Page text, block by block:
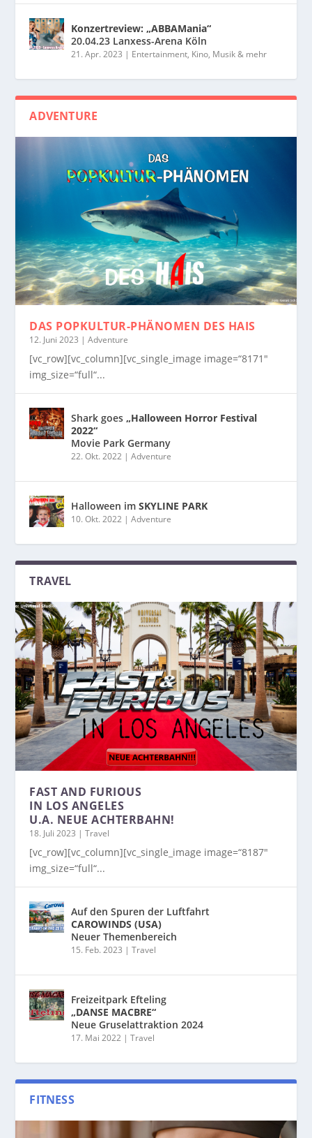
Konzertreview: „ABBAMania“
20.04.23 Lanxess-Arena Köln
21. Apr. 2023 | Entertainment, Kino, Musik & mehr
ADVENTURE
DAS POPKULTUR-PHÄNOMEN DES HAIS
12. Juni 2023 |Adventure
[vc_row][vc_column][vc_single_image image=“8171″
img_size=“full“...
Shark goes„Halloween Horror Festival
2022“
Movie Park Germany
22. Okt. 2022 |Adventure
Halloween imSKYLINE PARK
10. Okt. 2022 |Adventure
TRAVEL
FAST AND FURIOUS
IN LOS ANGELES
U.A. NEUE ACHTERBAHN!
18. Juli 2023 |Travel
[vc_row][vc_column][vc_single_image image=“8187″
img_size=“full“...
Auf den Spuren der Luftfahrt
CAROWINDS (USA)
Neuer Themenbereich
15. Feb. 2023 |Travel
Freizeitpark Efteling
„DANSE MACBRE“
Neue Gruselattraktion 2024
17. Mai 2022 |Travel
FITNESS